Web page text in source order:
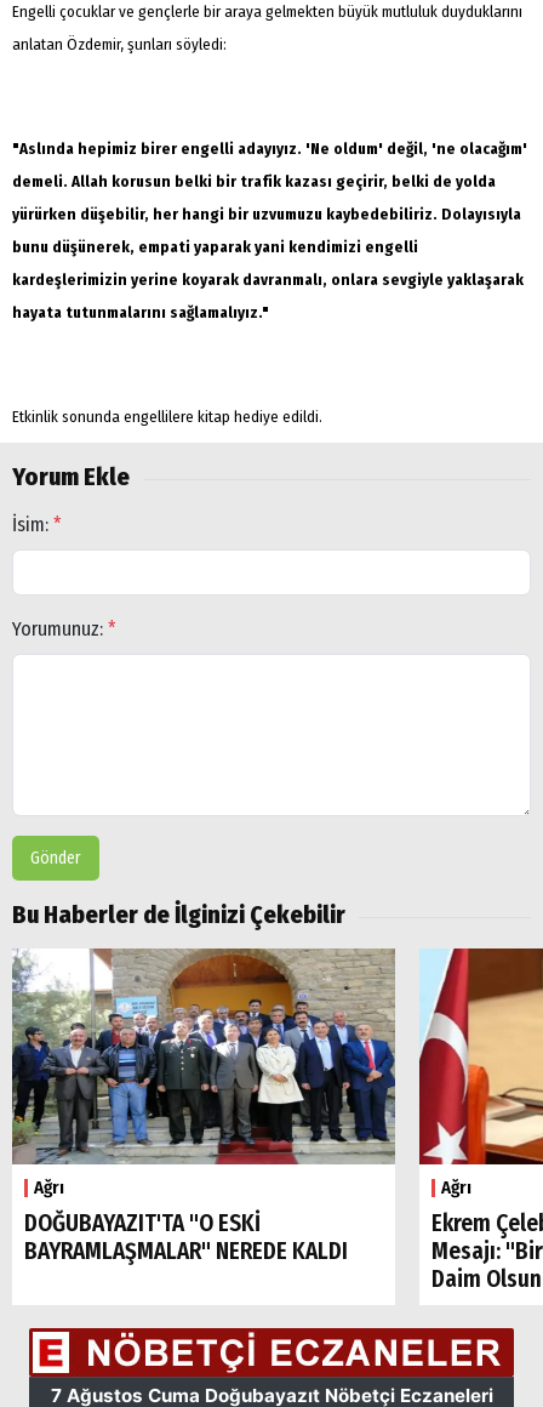
Engelli çocuklar ve gençlerle bir araya gelmekten büyük mutluluk duyduklarını
anlatan Özdemir, şunları söyledi:
"Aslında hepimiz birer engelli adayıyız. 'Ne oldum' değil, 'ne olacağım'
demeli. Allah korusun belki bir trafik kazası geçirir, belki de yolda
yürürken düşebilir, her hangi bir uzvumuzu kaybedebiliriz. Dolayısıyla
bunu düşünerek, empati yaparak yani kendimizi engelli
kardeşlerimizin yerine koyarak davranmalı, onlara sevgiyle yaklaşarak
hayata tutunmalarını sağlamalıyız."
Etkinlik sonunda engellilere kitap hediye edildi.
Yorum Ekle
İsim: *
Yorumunuz: *
Gönder
Bu Haberler de İlginizi Çekebilir
Ağrı
DOĞUBAYAZIT'TA "O ESKİ
BAYRAMLAŞMALAR" NEREDE KALDI
Ağrı
Ekrem
Mesajı:
Daim